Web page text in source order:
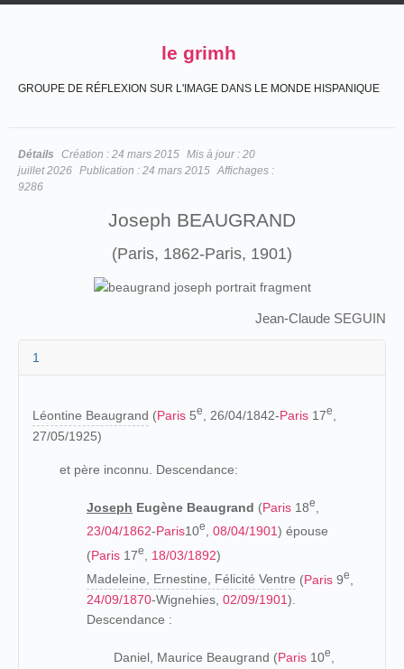
le grimh
GROUPE DE RÉFLEXION SUR L'IMAGE DANS LE MONDE HISPANIQUE
Détails Création : 24 mars 2015 Mis à jour : 20
juillet 2026 Publication : 24 mars 2015 Affichages :
9286
Joseph BEAUGRAND
(Paris, 1862-Paris, 1901)
Jean-Claude SEGUIN
1
Léontine Beaugrand (Paris 5e , 26/04/1842-Paris 17e
27/05/1925)
et père inconnu. Descendance:
Joseph Eugène Beaugrand (Paris 18e
23/04/1862-Paris10e 08/04/1901) épouse
(Paris 17e 18/03/1892)
Madeleine, Ernestine, Félicité Ventre (Paris 9e
24/09/1870-Wignehies, 02/09/1901).
Descendance :
Daniel, Maurice Beaugrand (Paris 10e